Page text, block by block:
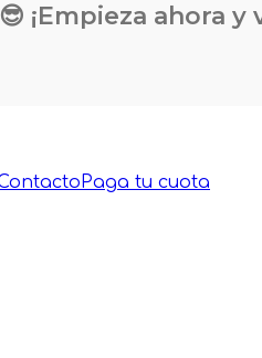
😎 ¡Empieza ahora